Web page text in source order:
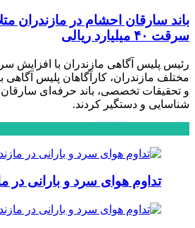
باند سارقان احشام در مازندران
سرقت ۴۰ میلیارد ریالی
رئیس پلیس آگاهی مازندران با افزایش
مختلف مازندران، کارآگاهان پلیس آگاهی
شناسایی و دستگیر کردند.
تداوم هوای سرد و بارانی در